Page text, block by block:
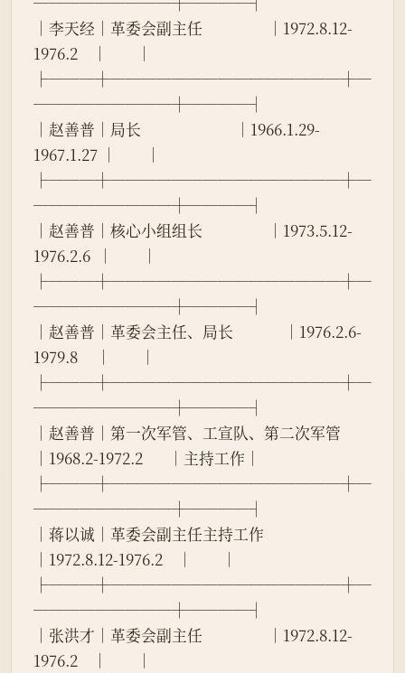
│李天经│革委会副主任                  │1972.8.12-
1976.2    │        │
├───┼───────────────┼─
─────────┼────┤
│赵善普│局长                          │1966.1.29-
1967.1.27 │        │
├───┼───────────────┼─
─────────┼────┤
│赵善普│核心小组组长                  │1973.5.12-
1976.2.6  │        │
├───┼───────────────┼─
─────────┼────┤
│赵善普│革委会主任、局长              │1976.2.6-
1979.8     │        │
├───┼───────────────┼─
─────────┼────┤
│赵善普│第一次军管、工宣队、第二次军管
│1968.2-1972.2       │主持工作│
├───┼───────────────┼─
─────────┼────┤
│蒋以诚│革委会副主任主持工作
│1972.8.12-1976.2    │        │
├───┼───────────────┼─
─────────┼────┤
│张洪才│革委会副主任                  │1972.8.12-
1976.2    │        │